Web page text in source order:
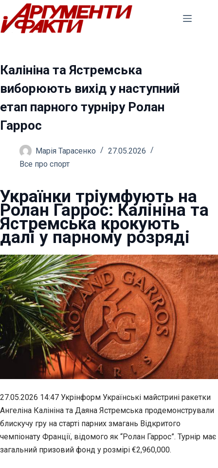
Перейти
до
вмісту
Калініна та Ястремська
виборюють вихід у наступний
етап парного турніру Ролан
Гаррос
Марія Тарасенко
27.05.2026
Все про спорт
Українки тріумфують на
Ролан Гаррос: Калініна та
Ястремська крокують
далі у парному розряді
27.05.2026 14:47 Укрінформ Українські майстрині ракетки
Ангеліна Калініна та Даяна Ястремська продемонстрували
блискучу гру на старті парних змагань Відкритого
чемпіонату Франції, відомого як “Ролан Гаррос”. Турнір має
загальний призовий фонд у розмірі €2,960,000.